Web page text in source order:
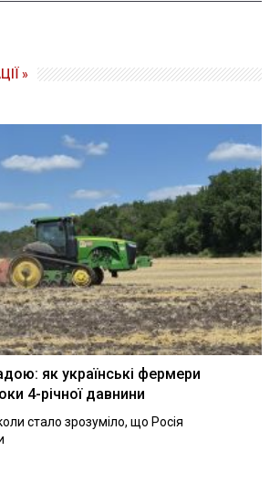
»
як українські фермери
4-річної давнини
стало зрозуміло, що Росія